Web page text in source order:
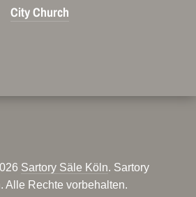
City Church
Sartory Säle Köln. Sartory
Alle Rechte vorbehalten.